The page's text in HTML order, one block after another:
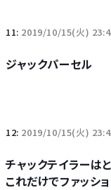
11: 2019/10/15(火)
ジャックパーセル
12: 2019/10/15(火)
チャックテイラーは
これだけでファッシ